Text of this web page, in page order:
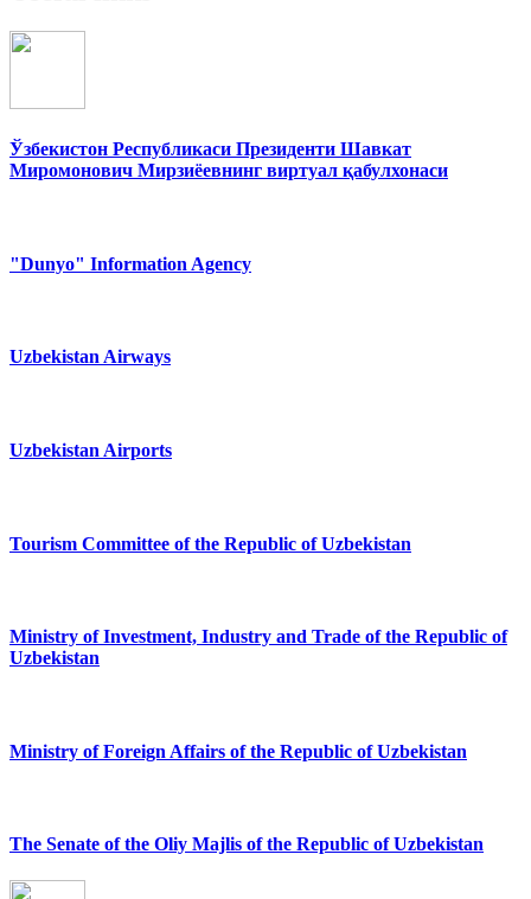
Ўзбекистон Республикаси Президенти Шавкат
Миромонович Мирзиёевнинг виртуал қабулхонаси
"Dunyo" Information Agency
Uzbekistan Airways
Uzbekistan Airports
Tourism Committee of the Republic of Uzbekistan
Ministry of Investment, Industry and Trade of the Republic of
Uzbekistan
Ministry of Foreign Affairs of the Republic of Uzbekistan
The Senate of the Oliy Majlis of the Republic of Uzbekistan